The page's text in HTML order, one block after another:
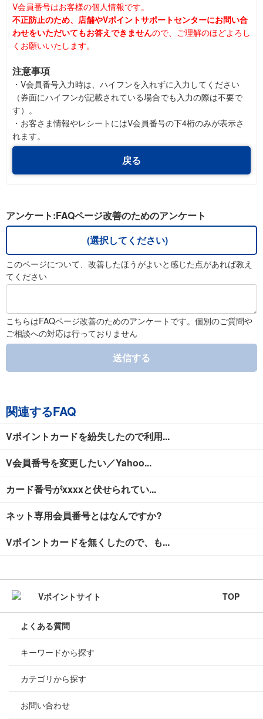
V会員番号はお客様の個人情報です。
不正防止のため、店舗やVポイントサポートセンターにお問い合
わせをいただいてもお答えできませんので、ご理解のほどよろし
くお願いいたします。
注意事項
・V会員番号入力時は、ハイフンを入れずに入力してください
（券面にハイフンが記載されている場合でも入力の際は不要で
す）。
・お客さま情報やレシートにはV会員番号の下4桁のみが表示さ
れます。
戻る
アンケート:FAQページ改善のためのアンケート
(選択してください)
このページについて、改善したほうがよいと感じた点があれば教え
てください
こちらはFAQページ改善のためのアンケートです。個別のご質問や
ご相談への対応は行っておりません
送信する
関連するFAQ
Vポイントカードを紛失したので利用...
V会員番号を変更したい／Yahoo...
カード番号がxxxxと伏せられてい...
ネット専用会員番号とはなんですか?
Vポイントカードを無くしたので、も...
TOP
よくある質問
キーワードから探す
カテゴリから探す
お問い合わせ